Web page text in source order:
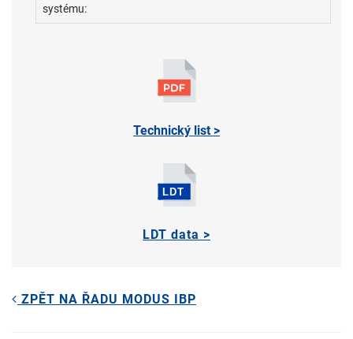
systému:
Technický list >
LDT data >
ZPĚT NA ŘADU MODUS IBP